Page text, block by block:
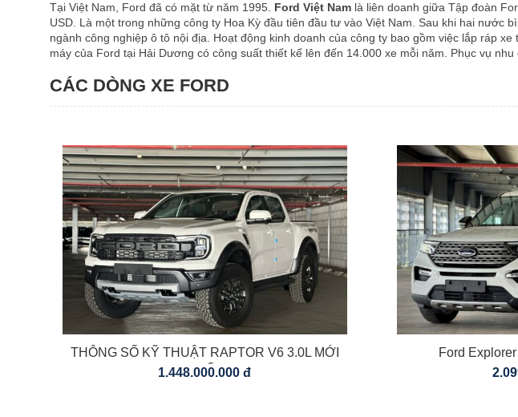
Tại Việt Nam, Ford đã có mặt từ năm 1995. Ford Việt Nam là liên doanh giữa Tập đoàn
USD. Là một trong những công ty Hoa Kỳ đầu tiên đầu tư vào Việt Nam. Sau khi hai
ngành công nghiệp ô tô nội địa. Hoạt động kinh doanh của công ty bao gồm việc lắp ráp
máy của Ford tại Hải Dương có công suất thiết kế lên đến 14.000 xe mỗi năm. Phục vụ
CÁC DÒNG XE FORD
THÔNG SỐ KỸ THUẬT RAPTOR V6 3.0L MỚI
NHẤT
1.448.000.000 đ
Ford